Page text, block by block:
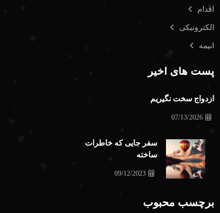
اقدام
الکترونیکی
انیمه
پست های اخیر
ازدواج سخت نگیریم
07/13/2026
سفر جایی که خاطرات
ساخته
09/12/2023
برچسب محبوب